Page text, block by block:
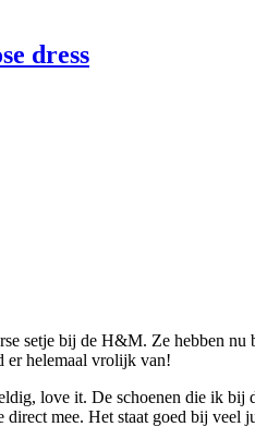
dress
setje bij de H&M. Ze hebben
helemaal vrolijk van!
love it. De schoenen die ik bij
mee. Het staat goed bij veel